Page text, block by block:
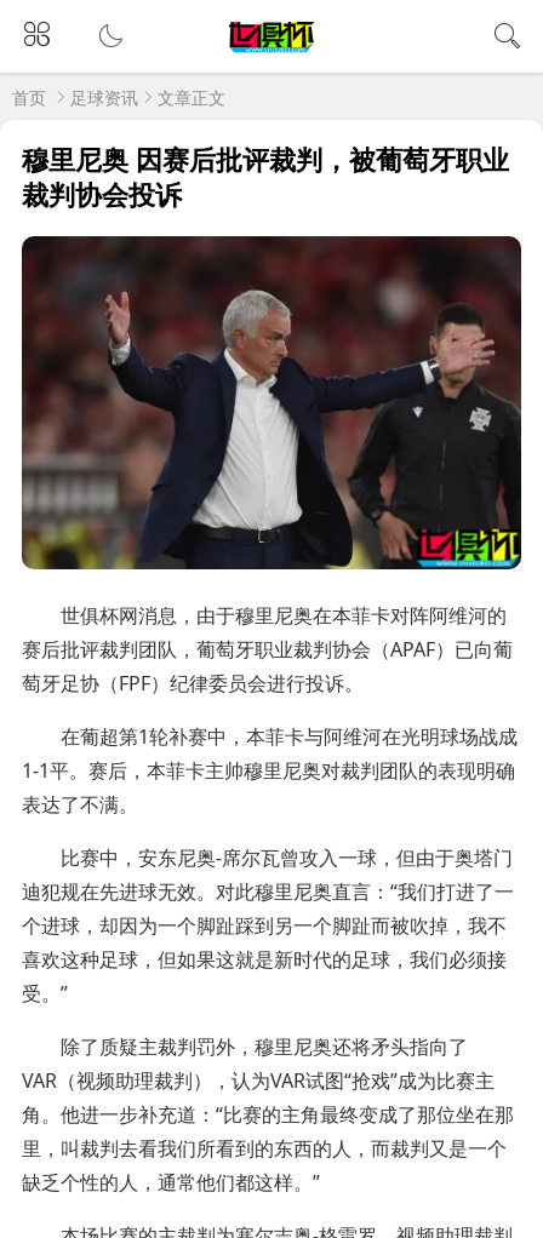
首页 足球资讯 文章正文
穆里尼奥 因赛后批评裁判，被葡萄牙职业
裁判协会投诉
世俱杯网消息，由于穆里尼奥在本菲卡对阵阿维河的
赛后批评裁判团队，葡萄牙职业裁判协会（APAF）已向葡
萄牙足协（FPF）纪律委员会进行投诉。
在葡超第1轮补赛中，本菲卡与阿维河在光明球场战成
1-1平。赛后，本菲卡主帅穆里尼奥对裁判团队的表现明确
表达了不满。
比赛中，安东尼奥-席尔瓦曾攻入一球，但由于奥塔门
迪犯规在先进球无效。对此穆里尼奥直言：“我们打进了一
个进球，却因为一个脚趾踩到另一个脚趾而被吹掉，我不
喜欢这种足球，但如果这就是新时代的足球，我们必须接
受。”
除了质疑主裁判罚外，穆里尼奥还将矛头指向了
VAR（视频助理裁判），认为VAR试图“抢戏”成为比赛主
角。他进一步补充道：“比赛的主角最终变成了那位坐在那
里，叫裁判去看我们所看到的东西的人，而裁判又是一个
缺乏个性的人，通常他们都这样。”